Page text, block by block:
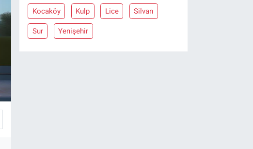
Kocaköy Kulp Lice Silvan
Sur Yenişehir